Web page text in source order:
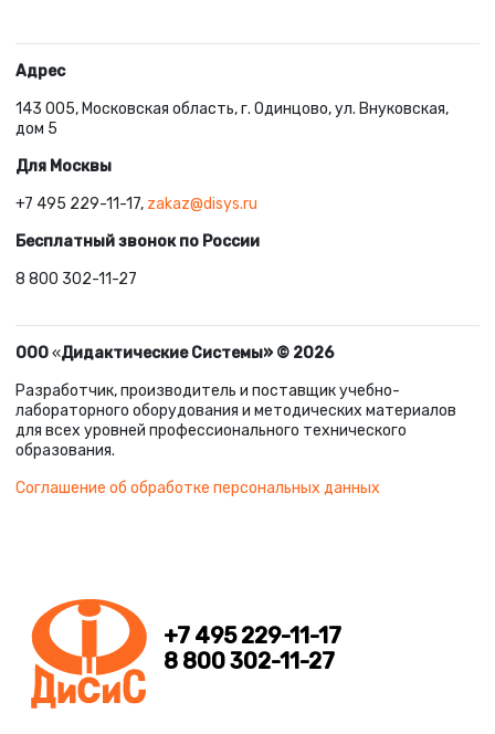
Адрес
143 005, Московская область, г. Одинцово, ул. Внуковская,
дом 5
Для Москвы
+7 495 229-11-17, zakaz@disys.ru
Бесплатный звонок по России
8 800 302-11-27
ООО«Дидактические Системы» © 2026
Разработчик, производитель и поставщик учебно-
лабораторного оборудования и методических материалов
для всех уровней профессионального технического
образования.
Соглашение об обработке персональных данных
+7 495 229-11-17
8 800 302-11-27